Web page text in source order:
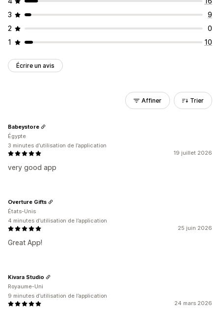
3
9
2
0
1
10
Écrire un avis
Affiner Trier
19 juillet 2026
very good app
Babeystore
Égypte
3 minutes d’utilisation de l’application
25 juin 2026
Great App!
Overture Gifts
États-Unis
4 minutes d’utilisation de l’application
24 mars 2026
Kivara Studio
Royaume-Uni
9 minutes d’utilisation de l’application